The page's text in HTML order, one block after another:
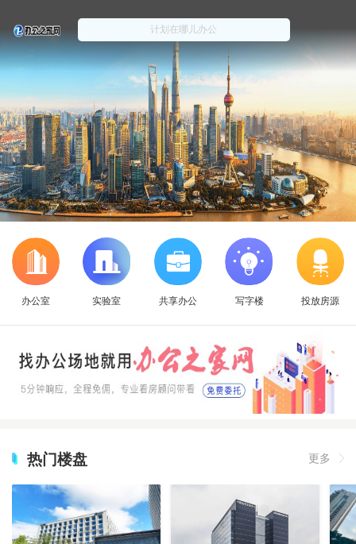
办公室 实验室 共享办公 写字楼 投放房源
热门楼盘 更多